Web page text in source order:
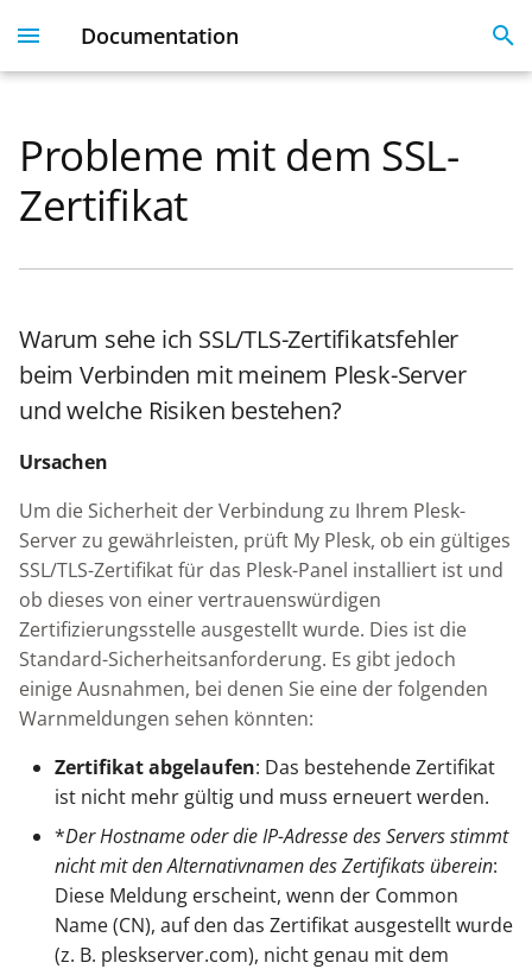
Documentation
I
t
l
z
i
n
g
s
e
r
Plesk 360
Dashboard & User
Dashboard
Servers
Domains
Monitoring
Websites
License Management
Licenses
Knowledge Base
Get Started With 360
FAQ
SSO
Nixstats users
migration
Migration guide
Probleme mit dem SSL-
Zertifikat
Warum sehe ich SSL/TLS-Zertifikatsfehler
beim Verbinden mit meinem Plesk-Server
und welche Risiken bestehen?
Ursachen
Um die Sicherheit der Verbindung zu Ihrem Plesk-
Server zu gewährleisten, prüft My Plesk, ob ein gültiges
SSL/TLS-Zertifikat für das Plesk-Panel installiert ist und
ob dieses von einer vertrauenswürdigen
Zertifizierungsstelle ausgestellt wurde. Dies ist die
Standard-Sicherheitsanforderung. Es gibt jedoch
einige Ausnahmen, bei denen Sie eine der folgenden
Warnmeldungen sehen könnten:
Zertifikat abgelaufen: Das bestehende Zertifikat
ist nicht mehr gültig und muss erneuert werden.
*Der Hostname oder die IP-Adresse des Servers stimmt
nicht mit den Alternativnamen des Zertifikats überein:
Diese Meldung erscheint, wenn der Common
Name (CN), auf den das Zertifikat ausgestellt wurde
(z. B. pleskserver.com), nicht genau mit dem